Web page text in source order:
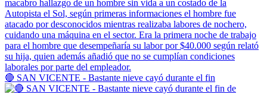
🔴 SAN VICENTE - Bastante nieve cayó durante el fin